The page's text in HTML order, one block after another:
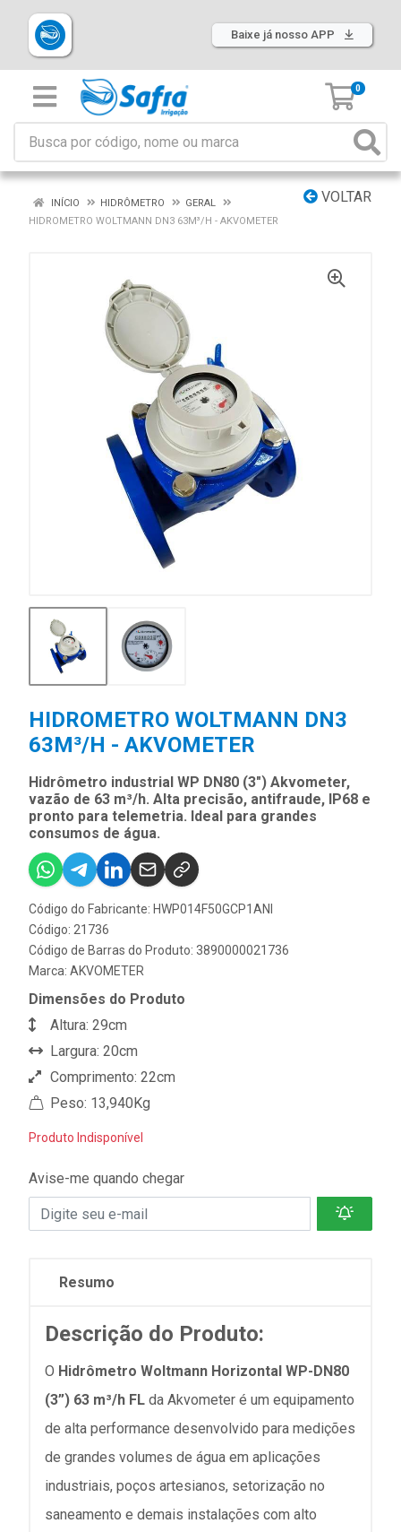
Baixe já nosso APP
0
VOLTAR
INÍCIO HIDRÔMETRO
GERAL
HIDROMETRO WOLTMANN DN3 63M³/H - AKVOMETER
HIDROMETRO WOLTMANN DN3
63M³/H - AKVOMETER
Hidrômetro industrial WP DN80 (3") Akvometer,
vazão de 63 m³/h. Alta precisão, antifraude, IP68 e
pronto para telemetria. Ideal para grandes
consumos de água.
Código do Fabricante: HWP014F50GCP1ANI
Código: 21736
Código de Barras do Produto: 3890000021736
Marca: AKVOMETER
Dimensões do Produto
Altura: 29cm
Largura: 20cm
Comprimento: 22cm
Peso: 13,940Kg
Produto Indisponível
Avise-me quando chegar
Resumo
Descrição do Produto:
O Hidrômetro Woltmann Horizontal WP-DN80
(3”) 63 m³/h FL da Akvometer é um equipamento
de alta performance desenvolvido para medições
de grandes volumes de água em aplicações
industriais, poços artesianos, setorização no
saneamento e demais instalações com alto